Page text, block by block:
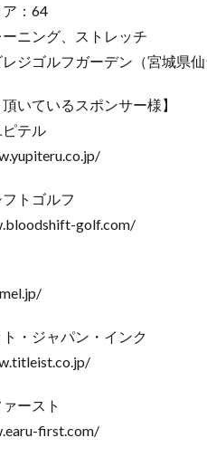
：64
ニング、ストレッチ
ジゴルフガーデン（宮城県仙
頂いているスポンサー様】
テル
トゴルフ
golf.com/
・ジャパン・インク
ースト
first.com/